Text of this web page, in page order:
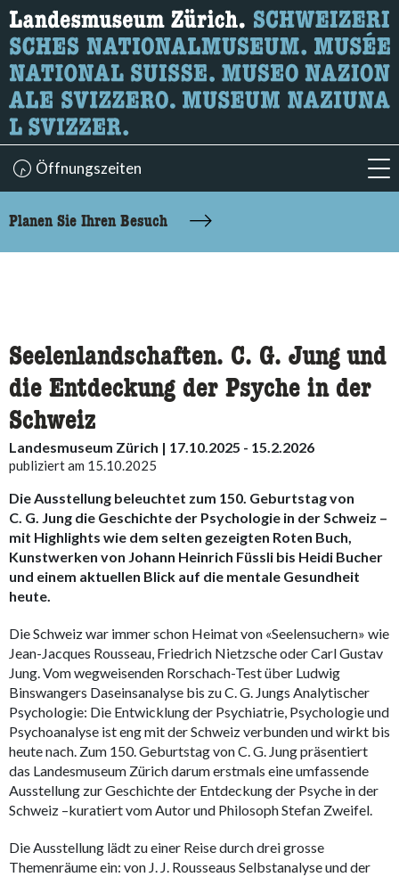
Wonach suchen Sie?
Hier können Sie nach Inhalten der Seite suchen.
Öffnungszeiten
Planen Sie Ihren Besuch
Seelenlandschaften. C. G. Jung und
die Entdeckung der Psyche in der
Schweiz
Landesmuseum Zürich | 17.10.2025 - 15.2.2026
publiziert am 15.10.2025
Die Ausstellung beleuchtet zum 150. Geburtstag von
C. G. Jung die Geschichte der Psychologie in der Schweiz –
mit Highlights wie dem selten gezeigten Roten Buch,
Kunstwerken von Johann Heinrich Füssli bis Heidi Bucher
und einem aktuellen Blick auf die mentale Gesundheit
heute.
Die Schweiz war immer schon Heimat von «Seelensuchern» wie
Jean-Jacques Rousseau, Friedrich Nietzsche oder Carl Gustav
Jung. Vom wegweisenden Rorschach-Test über Ludwig
Binswangers Daseinsanalyse bis zu C. G. Jungs Analytischer
Psychologie: Die Entwicklung der Psychiatrie, Psychologie und
Psychoanalyse ist eng mit der Schweiz verbunden und wirkt bis
heute nach. Zum 150. Geburtstag von C. G. Jung präsentiert
das Landesmuseum Zürich darum erstmals eine umfassende
Ausstellung zur Geschichte der Entdeckung der Psyche in der
Schweiz –kuratiert vom Autor und Philosoph Stefan Zweifel.
Die Ausstellung lädt zu einer Reise durch drei grosse
Themenräume ein: von J. J. Rousseaus Selbstanalyse und der